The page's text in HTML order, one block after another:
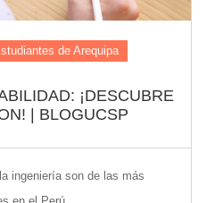
de Arequipa
¡DESCUBRE
| BLOGUCSP
ingeniería son de las más